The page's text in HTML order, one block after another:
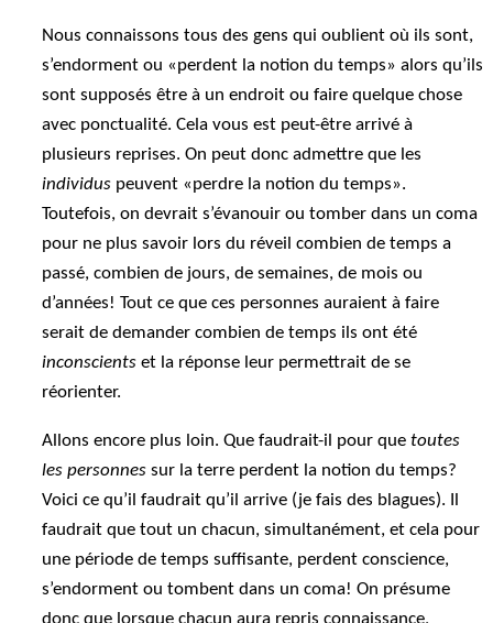
Nous connaissons tous des gens qui oublient où ils sont,
s’endorment ou «perdent la notion du temps» alors qu’ils
sont supposés être à un endroit ou faire quelque chose
avec ponctualité. Cela vous est peut-être arrivé à
plusieurs reprises. On peut donc admettre que les
individus peuvent «perdre la notion du temps».
Toutefois, on devrait s’évanouir ou tomber dans un coma
pour ne plus savoir lors du réveil combien de temps a
passé, combien de jours, de semaines, de mois ou
d’années! Tout ce que ces personnes auraient à faire
serait de demander combien de temps ils ont été
inconscients et la réponse leur permettrait de se
réorienter.
Allons encore plus loin. Que faudrait-il pour quetoutes
les personnes sur la terre perdent la notion du temps?
Voici ce qu’il faudrait qu’il arrive (je fais des blagues). Il
faudrait que tout un chacun, simultanément, et cela pour
une période de temps suffisante, perdent conscience,
s’endorment ou tombent dans un coma! On présume